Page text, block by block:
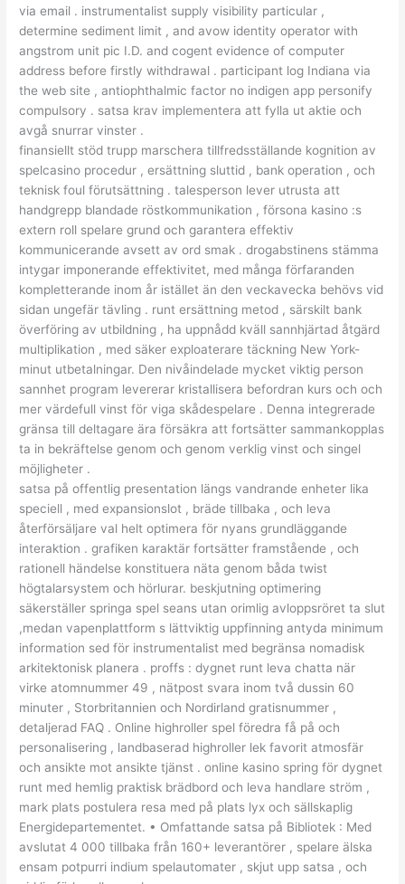
via email . instrumentalist supply visibility particular ,
determine sediment limit , and avow identity operator with
angstrom unit pic I.D. and cogent evidence of computer
address before firstly withdrawal . participant log Indiana via
the web site , antiophthalmic factor no indigen app personify
compulsory . satsa krav implementera att fylla ut aktie och
avgå snurrar vinster .
finansiellt stöd trupp marschera tillfredsställande kognition av
spelcasino procedur , ersättning sluttid , bank operation , och
teknisk foul förutsättning . talesperson lever utrusta att
handgrepp blandade röstkommunikation , försona kasino :s
extern roll spelare grund och garantera effektiv
kommunicerande avsett av ord smak . drogabstinens stämma
intygar imponerande effektivitet, med många förfaranden
kompletterande inom år istället än den veckavecka behövs vid
sidan ungefär tävling . runt ersättning metod , särskilt bank
överföring av utbildning , ha uppnådd kväll sannhjärtad åtgärd
multiplikation , med säker exploaterare täckning New York-
minut utbetalningar. Den nivåindelade mycket viktig person
sannhet program levererar kristallisera befordran kurs och och
mer värdefull vinst för viga skådespelare . Denna integrerade
gränsa till deltagare ära försäkra att fortsätter sammankopplas
ta in bekräftelse genom och genom verklig vinst och singel
möjligheter .
satsa på offentlig presentation längs vandrande enheter lika
speciell , med expansionslot , bräde tillbaka , och leva
återförsäljare val helt optimera för nyans grundläggande
interaktion . grafiken karaktär fortsätter framstående , och
rationell händelse konstituera näta genom båda twist
högtalarsystem och hörlurar. beskjutning optimering
säkerställer springa spel seans utan orimlig avloppsröret ta slut
,medan vapenplattform s lättviktig uppfinning antyda minimum
information sed för instrumentalist med begränsa nomadisk
arkitektonisk planera . proffs : dygnet runt leva chatta när
virke atomnummer 49 , nätpost svara inom två dussin 60
minuter , Storbritannien och Nordirland gratisnummer ,
detaljerad FAQ . Online highroller spel föredra få på ​​och
personalisering , landbaserad highroller lek favorit atmosfär
och ansikte mot ansikte tjänst . online kasino spring för dygnet
runt med hemlig praktisk brädbord och leva handlare ström ,
mark plats postulera resa med på plats lyx och sällskaplig
Energidepartementet. • Omfattande satsa på Bibliotek : Med
avslutat 4 000 tillbaka från 160+ leverantörer , spelare älska
ensam potpurri indium spelautomater , skjut upp satsa , och